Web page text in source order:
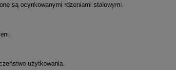
są ocynkowanymi rdzeniami stalowymi.
użytkowania.